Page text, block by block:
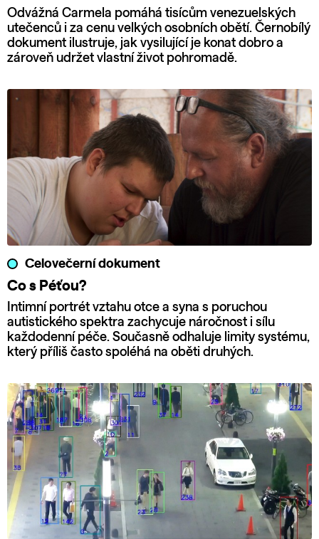
Odvážná Carmela pomáhá tisícům venezuelských
utečenců i za cenu velkých osobních obětí. Černobílý
dokument ilustruje, jak vysilující je konat dobro a
zároveň udržet vlastní život pohromadě.
Celovečerní dokument
Co s Péťou?
Intimní portrét vztahu otce a syna s poruchou
autistického spektra zachycuje náročnost i sílu
každodenní péče. Současně odhaluje limity systému,
který příliš často spoléhá na oběti druhých.